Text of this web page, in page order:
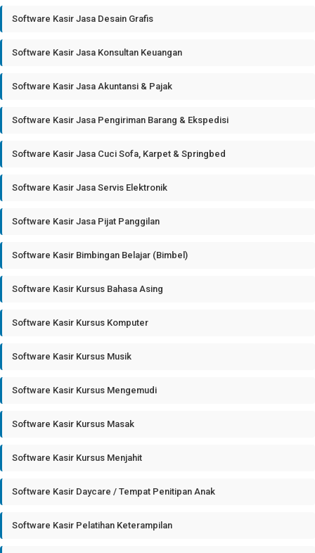
Software Kasir Jasa Desain Grafis
Software Kasir Jasa Konsultan Keuangan
Software Kasir Jasa Akuntansi & Pajak
Software Kasir Jasa Pengiriman Barang & Ekspedisi
Software Kasir Jasa Cuci Sofa, Karpet & Springbed
Software Kasir Jasa Servis Elektronik
Software Kasir Jasa Pijat Panggilan
Software Kasir Bimbingan Belajar (Bimbel)
Software Kasir Kursus Bahasa Asing
Software Kasir Kursus Komputer
Software Kasir Kursus Musik
Software Kasir Kursus Mengemudi
Software Kasir Kursus Masak
Software Kasir Kursus Menjahit
Software Kasir Daycare / Tempat Penitipan Anak
Software Kasir Pelatihan Keterampilan